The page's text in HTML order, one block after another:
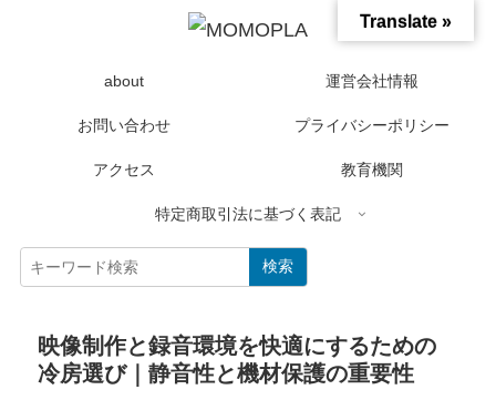
about 運営会社情報
お問い合わせ プライバシーポリシー
アクセス 教育機関
特定商取引法に基づく表記
検索
映像制作と録音環境を快適にするための
冷房選び｜静音性と機材保護の重要性
Translate »